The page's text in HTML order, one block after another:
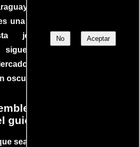
No Aceptar
cautivó al mundo
una explosión de acción y
joya cinematográfica
sigue la historia de un
4 de Asunción que se
oscuro mundo de crimen
que no
guion
sea un guión siempre hay